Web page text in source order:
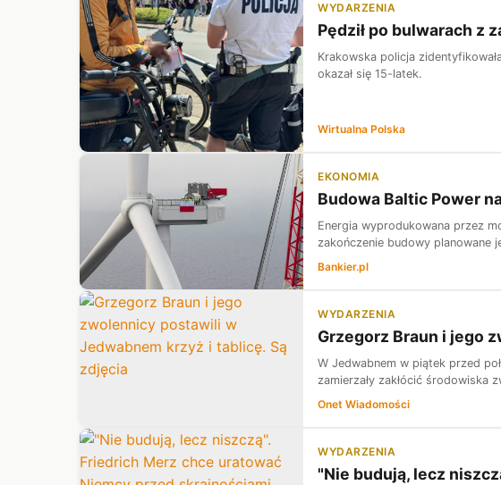
WYDARZENIA
Pędził po bulwarach z
Krakowska policja
okazał się 15-latek.
Wirtualna Polska
EKONOMIA
Budowa Baltic Power
Energia wyprodukowana przez
zakończenie budowy planowane
Bankier.pl
WYDARZENIA
Grzegorz Braun i jego
W Jedwabnem w piątek przed
zamierzały zakłócić środowiska
Onet Wiadomości
WYDARZENIA
"Nie budują, lecz